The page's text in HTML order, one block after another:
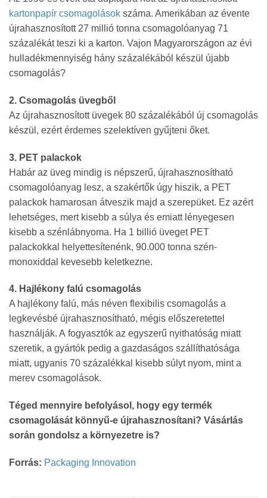
kartonpapír csomagolások száma. Amerikában az évente
újrahasznosított 27 millió tonna csomagolóanyag 71
százalékát teszi ki a karton. Vajon Magyarországon az évi
hulladékmennyiség hány százalékából készül újabb
csomagolás?
2. Csomagolás üvegből
Az újrahasznosított üvegek 80 százalékából új csomagolás
készül, ezért érdemes szelektíven gyűjteni őket.
3. PET palackok
Habár az üveg mindig is népszerű, újrahasznosítható
csomagolóanyag lesz, a szakértők úgy hiszik, a PET
palackok hamarosan átveszik majd a szerepüket. Ez azért
lehetséges, mert kisebb a súlya és emiatt lényegesen
kisebb a szénlábnyoma. Ha 1 billió üveget PET
palackokkal helyettesítenénk, 90.000 tonna szén-
monoxiddal kevesebb keletkezne.
4. Hajlékony falú csomagolás
A hajlékony falú, más néven flexibilis csomagolás a
legkevésbé újrahasznosítható, mégis előszeretettel
használják. A fogyasztók az egyszerű nyithatóság miatt
szeretik, a gyártók pedig a gazdaságos szállíthatósága
miatt, ugyanis 70 százalékkal kisebb súlyt nyom, mint a
merev csomagolások.
Téged mennyire befolyásol, hogy egy termék
csomagolását könnyű-e újrahasznosítani? Vásárlás
során gondolsz a környezetre is?
Forrás: Packaging Innovation